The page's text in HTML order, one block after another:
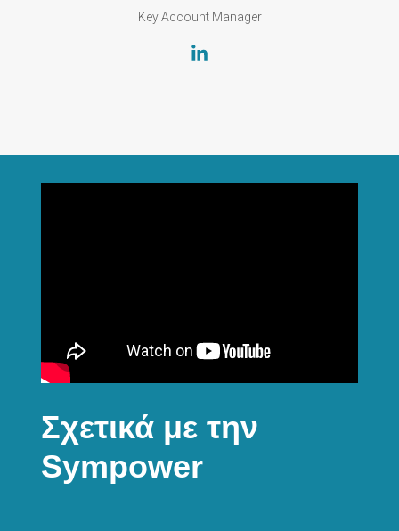
Key Account Manager
Σχετικά με την
Sympower